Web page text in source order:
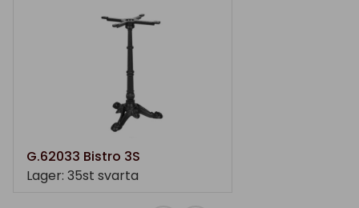
G.62033 Bistro 3S
Lager: 35st svarta